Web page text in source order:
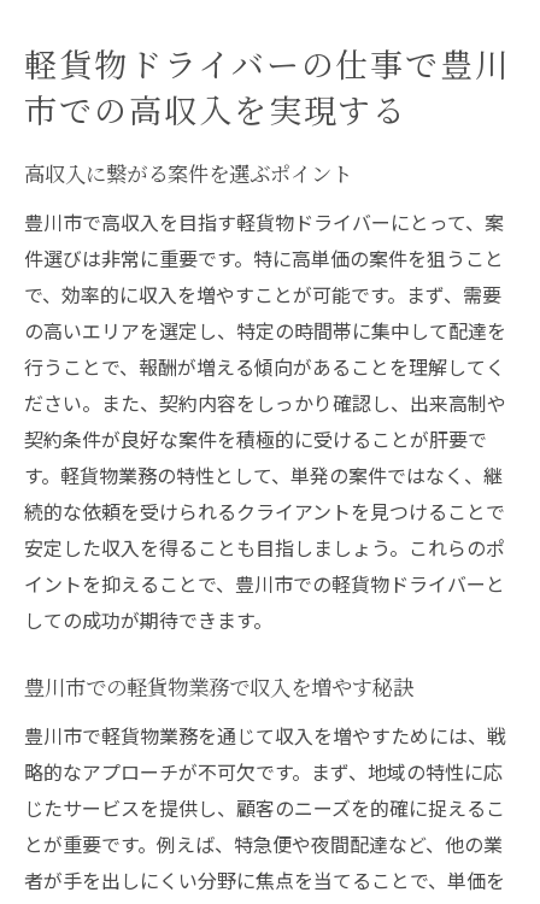
軽貨物ドライバーの仕事で豊川
市での高収入を実現する
高収入に繋がる案件を選ぶポイント
豊川市で高収入を目指す軽貨物ドライバーにとって、案
件選びは非常に重要です。特に高単価の案件を狙うこと
で、効率的に収入を増やすことが可能です。まず、需要
の高いエリアを選定し、特定の時間帯に集中して配達を
行うことで、報酬が増える傾向があることを理解してく
ださい。また、契約内容をしっかり確認し、出来高制や
契約条件が良好な案件を積極的に受けることが肝要で
す。軽貨物業務の特性として、単発の案件ではなく、継
続的な依頼を受けられるクライアントを見つけることで
安定した収入を得ることも目指しましょう。これらのポ
イントを抑えることで、豊川市での軽貨物ドライバーと
しての成功が期待できます。
豊川市での軽貨物業務で収入を増やす秘訣
豊川市で軽貨物業務を通じて収入を増やすためには、戦
略的なアプローチが不可欠です。まず、地域の特性に応
じたサービスを提供し、顧客のニーズを的確に捉えるこ
とが重要です。例えば、特急便や夜間配達など、他の業
者が手を出しにくい分野に焦点を当てることで、単価を